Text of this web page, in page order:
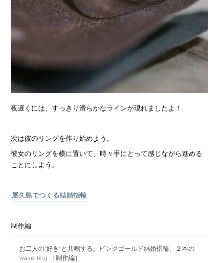
夜遅くには、すっきり滑らかなラインが現れましたよ！
次は彼のリングを作り始めよう。
彼女のリングを横に置いて、時々手にとって感じながら進める
ことにしよう。
屋久島でつくる結婚指輪
制作編